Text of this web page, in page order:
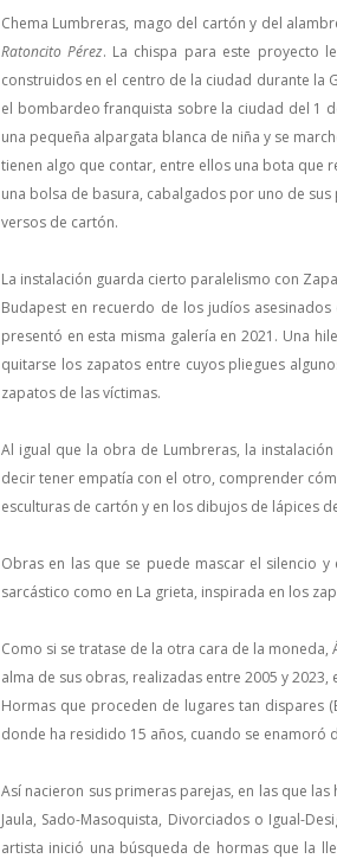
Chema Lumbreras, mago del cartón y del
Ratoncito Pérez. La chispa para este proyecto
construidos en el centro de la ciudad durante la
el bombardeo franquista sobre la ciudad del 1
una pequeña alpargata blanca de niña y se
tienen algo que contar, entre ellos una bota que
una bolsa de basura, cabalgados por uno de
versos de cartón.
La instalación guarda cierto paralelismo con
Budapest en recuerdo de los judíos
presentó en esta misma galería en 2021. Una
quitarse los zapatos entre cuyos pliegues
zapatos de las víctimas.
Al igual que la obra de Lumbreras, la
decir tener empatía con el otro, comprender
esculturas de cartón y en los dibujos de lápices
Obras en las que se puede mascar el silencio
sarcástico como en La grieta, inspirada en los
Como si se tratase de la otra cara de la moneda,
alma de sus obras, realizadas entre 2005 y
Hormas que proceden de lugares tan dispares
donde ha residido 15 años, cuando se enamoró
Así nacieron sus primeras parejas, en las que
Jaula, Sado-Masoquista, Divorciados o Igual-
artista inició una búsqueda de hormas que la